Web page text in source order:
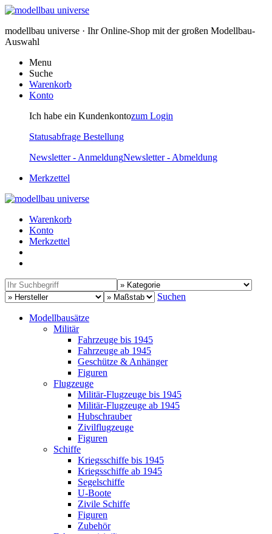
modellbau universe · Ihr Online-Shop mit der großen Modellbau-
Auswahl
Menu
Suche
Warenkorb
Konto
Ich habe ein Kundenkontozum Login
Statusabfrage Bestellung
Newsletter - AnmeldungNewsletter - Abmeldung
Merkzettel
Warenkorb
Konto
Merkzettel
Suchen
Modellbausätze
Militär
Fahrzeuge bis 1945
Fahrzeuge ab 1945
Geschütze & Anhänger
Figuren
Flugzeuge
Militär-Flugzeuge bis 1945
Militär-Flugzeuge ab 1945
Hubschrauber
Zivilflugzeuge
Figuren
Schiffe
Kriegsschiffe bis 1945
Kriegsschiffe ab 1945
Segelschiffe
U-Boote
Zivile Schiffe
Figuren
Zubehör